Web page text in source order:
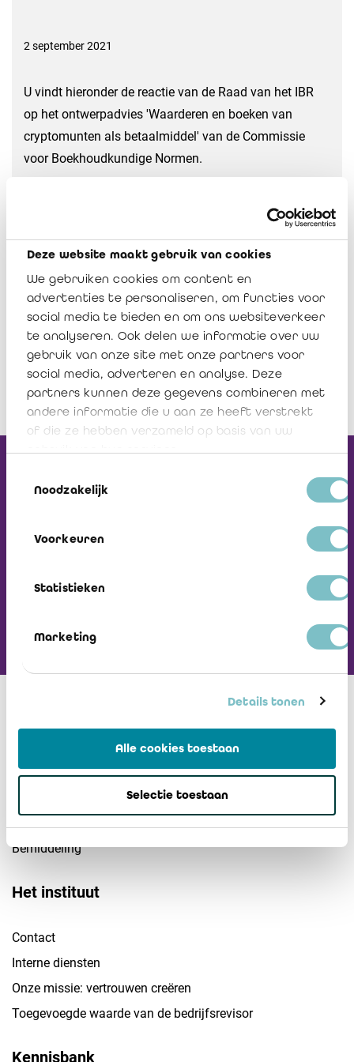
Deze website maakt gebruik van cookies
We gebruiken cookies om content en
advertenties te personaliseren, om functies voor
social media te bieden en om ons websiteverkeer
te analyseren. Ook delen we informatie over uw
gebruik van onze site met onze partners voor
social media, adverteren en analyse. Deze
partners kunnen deze gegevens combineren met
andere informatie die u aan ze heeft verstrekt
of die ze hebben verzameld op basis van uw
Noodzakelijk
Voorkeuren
Statistieken
Marketing
Details tonen
Alle cookies toestaan
Selectie toestaan
2 september 2021
U vindt hieronder de reactie van de Raad van het IBR
op het ontwerpadvies 'Waarderen en boeken van
cryptomunten als betaalmiddel' van de Commissie
voor Boekhoudkundige Normen.
CBN-ontwerpadvies 'Waarderen en
boeken van cryptomunten gebruikt als
betaalmiddel'
Nieuwsbrief
Ga naar ICCI website
KMO's
Bemiddeling
Het instituut
Contact
Interne diensten
Onze missie: vertrouwen creëren
Toegevoegde waarde van de bedrijfsrevisor
Kennisbank